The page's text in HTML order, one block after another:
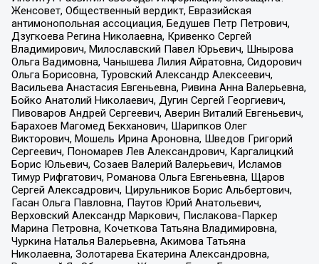
Женсовет, Общественный вердикт, Евразийская
антимонопольная ассоциация, Бедушев Петр Петрович,
Дзугкоева Регина Николаевна, Кривенко Сергей
Владимирович, Милославский Павел Юрьевич, Шнырова
Ольга Вадимовна, Чанышева Лилия Айратовна, Сидорович
Ольга Борисовна, Туровский Александр Алексеевич,
Васильева Анастасия Евгеньевна, Ривина Анна Валерьевна,
Бойко Анатолий Николаевич, Дугин Сергей Георгиевич,
Пивоваров Андрей Сергеевич, Аверин Виталий Евгеньевич,
Барахоев Магомед Бекханович, Шарипков Олег
Викторович, Мошель Ирина Ароновна, Шведов Григорий
Сергеевич, Пономарев Лев Александрович, Каргалицкий
Борис Юльевич, Созаев Валерий Валерьевич, Исламов
Тимур Рифгатович, Романова Ольга Евгеньевна, Щаров
Сергей Алексадрович, Цирульников Борис Альбертович,
Гасан Ольга Павловна, Паутов Юрий Анатольевич,
Верховский Александр Маркович, Пислакова-Паркер
Марина Петровна, Кочеткова Татьяна Владимировна,
Чуркина Наталья Валерьевна, Акимова Татьяна
Николаевна, Золотарева Екатерина Александровна,